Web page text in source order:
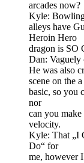
arcades now?
Kyle:
alleys have
Heroin Hero
dragon is SO
Dan: Vaguely
He was also
scene on the
basic, so you
nor
can you make
velocity.
Kyle: That „I
Do“ for
me, however